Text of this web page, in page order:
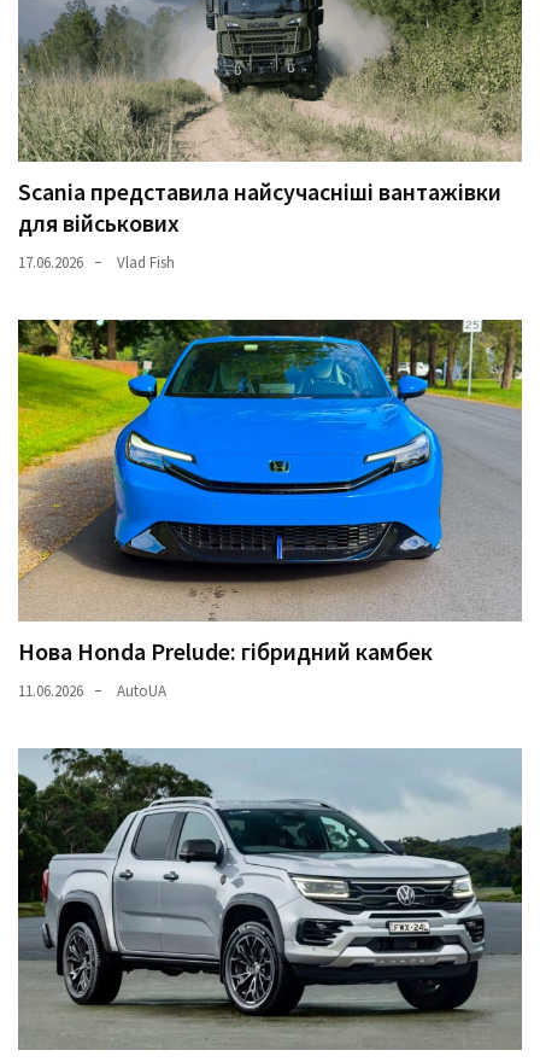
Scania представила найсучасніші вантажівки
для військових
17.06.2026 Vlad Fish
Нова Honda Prelude: гібридний камбек
11.06.2026 AutoUA